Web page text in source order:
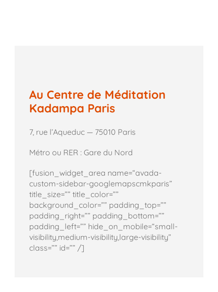
Au Centre de Méditation
Kadampa Paris
7, rue l’Aqueduc — 75010 Paris
Métro ou RER : Gare du Nord
[fusion_widget_area name=“avada-
custom-sidebar-googlemapscmkparis”
title_size=”” title_color=””
background_color=”” padding_top=””
padding_right=”” padding_bottom=””
padding_left=”” hide_on_mobile=“small-
visibility,medium-visibility,large-visibility”
class=”” id=”” /]